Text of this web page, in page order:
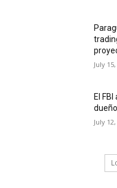
July 15,
El
July 12,